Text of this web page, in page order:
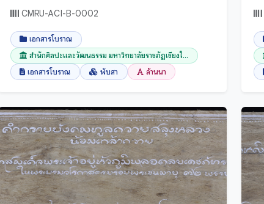
CMRU-ACI-B-0002
เอกสารโบราณ
สำนักศิลปะและวัฒนธรรม มหาวิทยาลัยราชภัฏเชียงใ...
เอกสารโบราณ
พับสา ล้านนา